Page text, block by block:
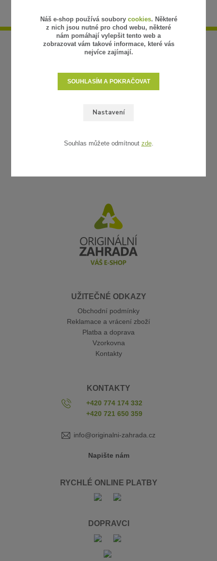
UŽITEČNÉ ODKAZY
Obchodní podmínky
Reklamace a vrácení zboží
Platba a doprava
Vzorkovna
Kontakty
KONTAKTY
+420 774 174 332
+420 721 650 359
info@originalni-zahrada.cz
Napište nám
RYCHLÉ ONLINE PLATBY
DOPRAVCI
Náš e-shop používá soubory cookies. Některé
z nich jsou nutné pro chod webu, některé
nám pomáhají vylepšit tento web a
zobrazovat vám takové informace, které vás
nejvíce zajímají.
Nastavení
SOUHLASÍM A POKRAČOVAT
Souhlas můžete odmítnout zde.